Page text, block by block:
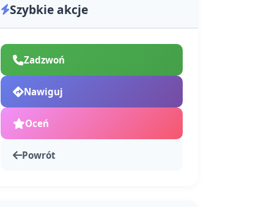
Szybkie akcje
Zadzwoń
Nawiguj
Oceń
Powrót